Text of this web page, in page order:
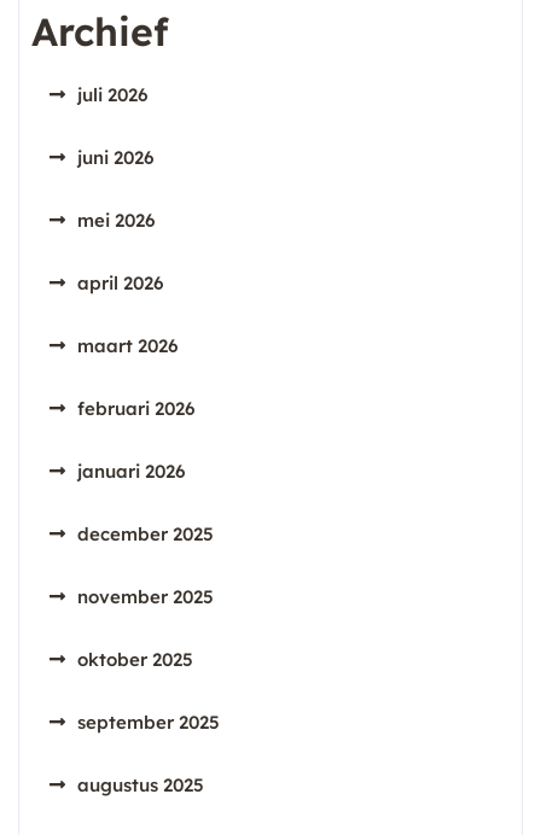
Archief
juli 2026
juni 2026
mei 2026
april 2026
maart 2026
februari 2026
januari 2026
december 2025
november 2025
oktober 2025
september 2025
augustus 2025